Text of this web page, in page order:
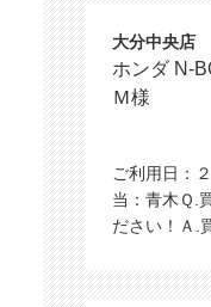
大分中央店
ホンダ N-
Ｍ様
ご利用日：
当：青木Ｑ.
ださい！Ａ.